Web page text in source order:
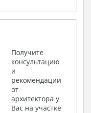
Получите
консультацию
и
рекомендации
от
архитектора у
Вас на участке